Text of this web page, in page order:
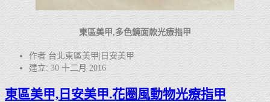
東區美甲,多色鏡面款光療指甲
作者 台北東區美甲|日安美甲
建立: 30 十二月 2016
東區美甲,日安美甲.花圈風動物光療指甲